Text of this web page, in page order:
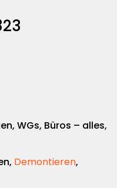
WGs, Büros – alles,
Demontieren,